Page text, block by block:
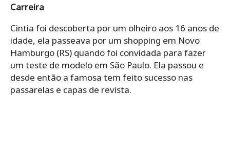
Carreira
Cintia foi descoberta por um olheiro aos 16 anos de
idade, ela passeava por um shopping em Novo
Hamburgo (RS) quando foi convidada para fazer
um teste de modelo em São Paulo. Ela passou e
desde então a famosa tem feito sucesso nas
passarelas e capas de revista.